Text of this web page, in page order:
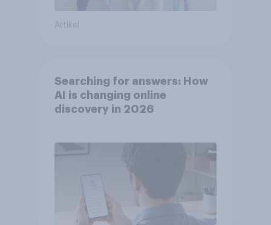
Artikel
Searching for answers: How
AI is changing online
discovery in 2026